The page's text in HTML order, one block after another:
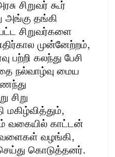
சிறுவர் கூர்
அங்கு தங்கி
சிறுவர்களை
முன்னேற்றம்,
பற்றி கலந்து பேசி
நல்வாழ்வு மைய
சிறு
வகையில் காட்டன்
வழங்கி,
கொடுத்தனர்.